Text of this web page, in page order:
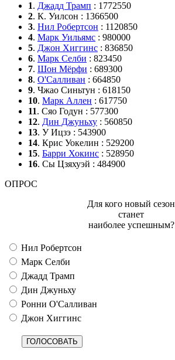
1. Джадд Трамп : 1772550
2. К. Уилсон : 1366500
3. Нил Робертсон : 1120850
4. Марк Уильямс : 980000
5. Джон Хиггинс : 836850
6. Марк Селби : 823450
7. Шон Мёрфи : 689300
8. О'Салливан : 664850
9. Чжао Синьтун : 618150
10. Марк Аллен : 617750
11. Сяо Годун : 577300
12. Дин Джуньху : 560850
13. У Ицзэ : 543900
14. Крис Уокелин : 529200
15. Барри Хокинс : 528950
16. Сы Цзяхуэй : 484900
ОПРОС
Для кого новый сезон
станет
наиболее успешным?
Нил Робертсон
Марк Селби
Джадд Трамп
Дин Джуньху
Ронни О'Салливан
Джон Хиггинс